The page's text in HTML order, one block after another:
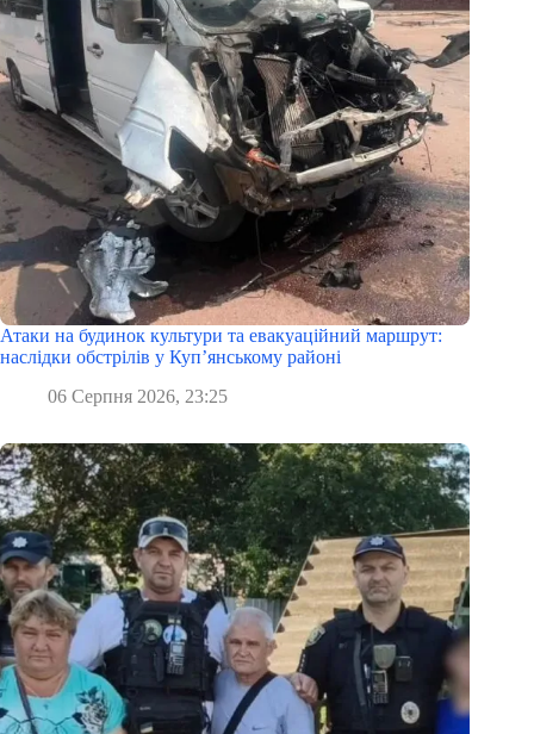
Атаки на будинок культури та евакуаційний маршрут:
наслідки обстрілів у Куп’янському районі
06 Серпня 2026, 23:25